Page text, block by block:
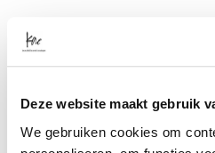
Deze website maakt gebruik
We gebruiken cookies om